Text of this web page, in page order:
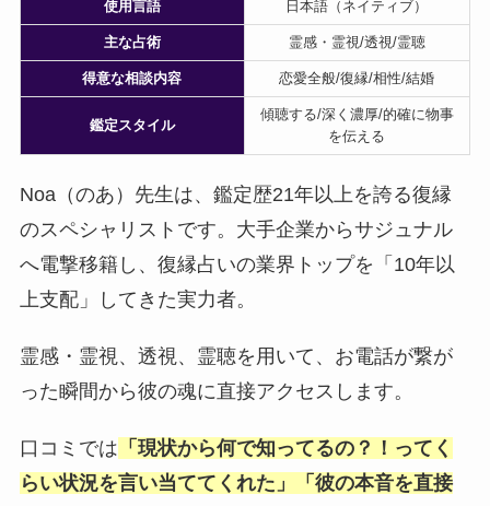
使用言語 日本語（ネイティブ）
主な占術 霊感・霊視/透視/霊聴
得意な相談内容 恋愛全般/復縁/相性/結婚
鑑定スタイル
傾聴する/深く濃厚/的確に物事
を伝える
Noa（のあ）先生は、鑑定歴21年以上を誇る復縁
のスペシャリストです。大手企業からサジュナル
へ電撃移籍し、復縁占いの業界トップを「10年以
上支配」してきた実力者。
霊感・霊視、透視、霊聴を用いて、お電話が繋が
った瞬間から彼の魂に直接アクセスします。
口コミでは 「現状から何で知ってるの？！ってく
らい状況を言い当ててくれた」「彼の本音を直接